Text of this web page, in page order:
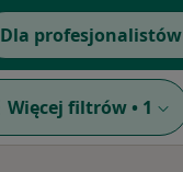
Dla profesjonalistów
Więcej filtrów • 1